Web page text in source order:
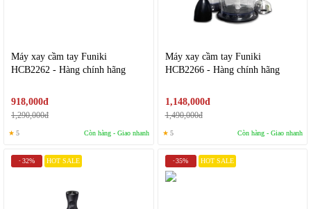
Máy xay cầm tay Funiki
HCB2262 - Hàng chính hãng
918,000đ
1,290,000đ
★ 5 Còn hàng - Giao nhanh
Máy xay cầm tay Funiki
HCB2266 - Hàng chính hãng
1,148,000đ
1,490,000đ
★ 5 Còn hàng - Giao nhanh
- 32% HOT SALE -35% HOT SALE